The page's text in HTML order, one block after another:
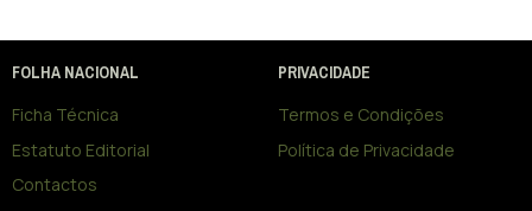
FOLHA NACIONAL
Ficha Técnica
Estatuto Editorial
Contactos
PRIVACIDADE
Termos e Condições
Política de Privacidade